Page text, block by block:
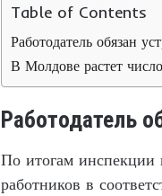
Table of Contents
Работодатель обязан
В Молдове растет
Работодатель
По итогам инспекции
работников в